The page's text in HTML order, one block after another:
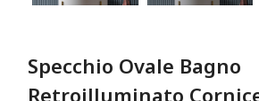
Specchio Ovale Bagno
Retroilluminato